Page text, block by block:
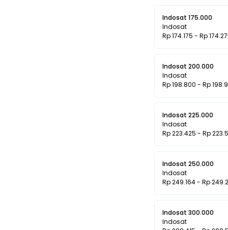
Indosat 175.000
Indosat
Rp 174.175 - Rp
Indosat 200.000
Indosat
Rp 198.800 - Rp
Indosat 225.000
Indosat
Rp 223.425 - Rp
Indosat 250.000
Indosat
Rp 249.164 - Rp
Indosat 300.000
Indosat